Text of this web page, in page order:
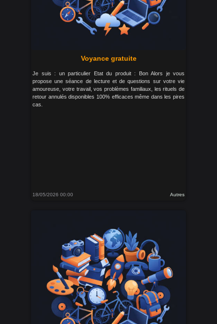
Voyance gratuite
Je suis : un particulier Etat du produit : Bon Alors je vous
propose une séance de lecture et de questions sur votre vie
amoureuse, votre travail, vos problèmes familiaux, les rituels de
retour annulés disponibles 100% efficaces même dans les pires
cas.
18/05/2026 00:00 Autres